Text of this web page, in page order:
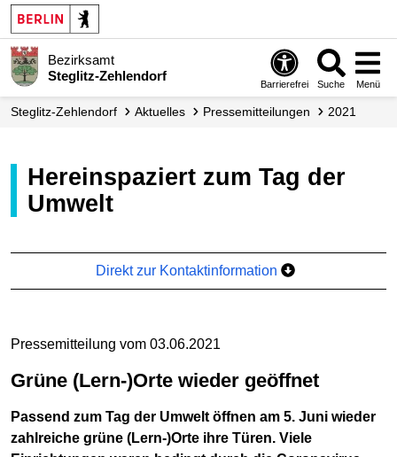
Bezirksamt
Steglitz-Zehlendorf
Barrierefrei Suche Menü
Steglitz-Zehlendorf Aktuelles Presse­mitteilungen 2021
Hereinspaziert zum Tag der
Umwelt
Direkt zur Kontaktinformation
Pressemitteilung vom 03.06.2021
Grüne (Lern-)Orte wieder geöffnet
Passend zum Tag der Umwelt öffnen am 5. Juni wieder
zahlreiche grüne (Lern-)Orte ihre Türen. Viele